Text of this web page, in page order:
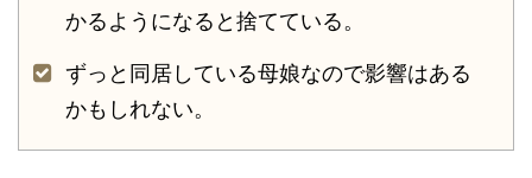
かるようになると捨てている。
ずっと同居している母娘なので影響はある
かもしれない。